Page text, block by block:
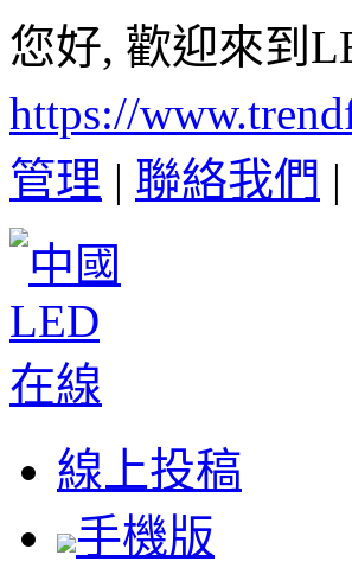
您好, 歡迎來到
https://
管理 | 聯絡我們 |
線上投稿
手機版